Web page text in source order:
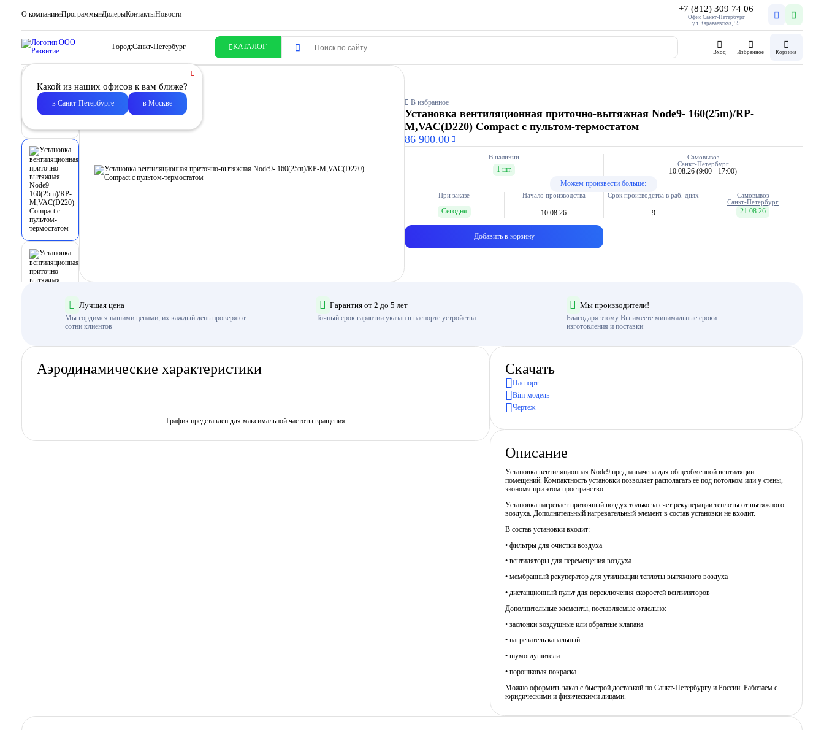
О компании Программы ДилерыКонтактыНовости
+7 (812) 309 74 06
Офис Санкт-Петербург
ул. Караваевская, 59
Город:Санкт-Петербург КАТАЛОГ
Вход Избранное Корзина
Какой из наших офисов к вам ближе?
в Санкт-Петербурге в Москве В избранное
Установка вентиляционная приточно-вытяжная Node9- 160(25m)/RP-
M,VAC(D220) Compact с пультом-термостатом
86 900.00
В наличии
1 шт.
Самовывоз
Санкт-Петербург
10.08.26(9:00 - 17:00)
Можем произвести больше:
При заказе
Сегодня
Начало производства
10.08.26
Срок производства в раб. днях
9
Самовывоз
Санкт-Петербург
21.08.26
Добавить в корзину
Лучшая цена
Мы гордимся нашими ценами, их каждый день проверяют
сотни клиентов
Гарантия от 2 до 5 лет
Точный срок гарантии указан в паспорте устройства
Мы производители!
Благодаря этому Вы имеете минимальные сроки
изготовления и поставки
Аэродинамические характеристики
График представлен для максимальной частоты вращения
Скачать
Паспорт
Bim-модель
Чертеж
Описание
Установка вентиляционная Node9 предназначена для общеобменной вентиляции
помещений. Компактность установки позволяет располагать её под потолком или у стены,
экономя при этом пространство.
Установка нагревает приточный воздух только за счет рекуперации теплоты от вытяжного
воздуха. Дополнительный нагревательный элемент в состав установки не входит.
В состав установки входит:
• фильтры для очистки воздуха
• вентиляторы для перемещения воздуха
• мембранный рекуператор для утилизации теплоты вытяжного воздуха
• дистанционный пульт для переключения скоростей вентиляторов
Дополнительные элементы, поставляемые отдельно:
• заслонки воздушные или обратные клапана
• нагреватель канальный
• шумоглушители
• порошковая покраска
Можно оформить заказ с быстрой доставкой по Санкт-Петербургу и России. Работаем с
юридическими и физическими лицами.